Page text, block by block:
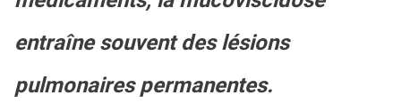
entraîne souvent des lésions
pulmonaires permanentes.